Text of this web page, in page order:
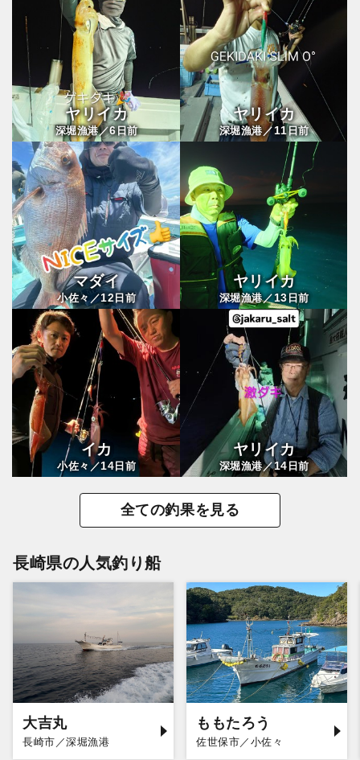
ヤリイカ
深堀漁港／6日前
ヤリイカ
深堀漁港／ 11日前
マダイ
小佐々／12 日前
ヤリイカ
深堀漁港／ 13 日前
イカ
小佐々／14日前
ヤリイカ
深堀漁港／14 日前
全ての釣果を見る
長崎県の人気釣り船
大吉丸
長崎市／深堀漁港
ももたろう
佐世保市／小佐々